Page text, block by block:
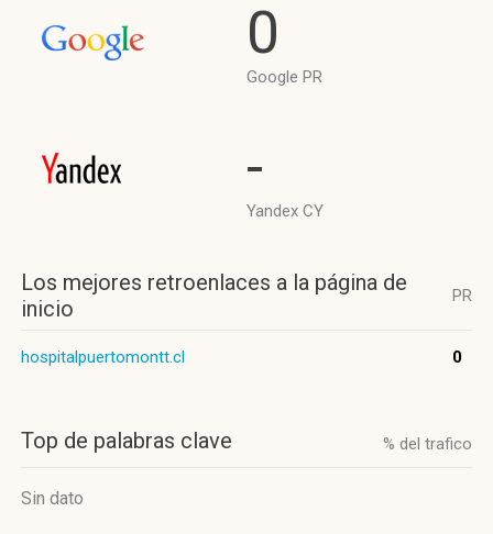
0
Google PR
-
Yandex CY
Los mejores retroenlaces a la página de
inicio
PR
hospitalpuertomontt.cl 0
Top de palabras clave % del trafico
Sin dato